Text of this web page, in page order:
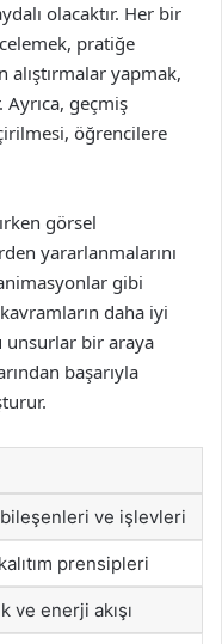
olacaktır. Her bir
pratiğe
yapmak,
geçmiş
öğrencilere
görsel
yararlanmalarını
gibi
daha iyi
unsurlar bir araya
başarıyla
ve işlevleri
prensipleri
ve enerji akışı